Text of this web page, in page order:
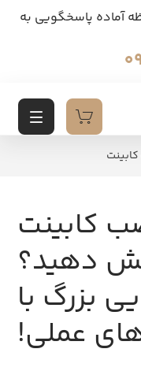
آماده پاسخگویی به
کابینت
دهید؟
بزرگ با
عملی!